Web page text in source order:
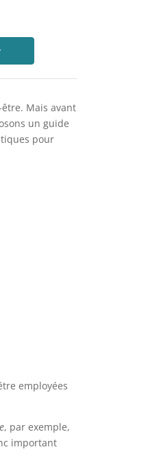
Mais avant
un guide
pour
employées
, par exemple,
important